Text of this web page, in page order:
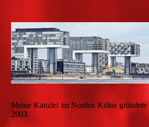
Meine Kanzlei im Norden Kölns gründete
2003.